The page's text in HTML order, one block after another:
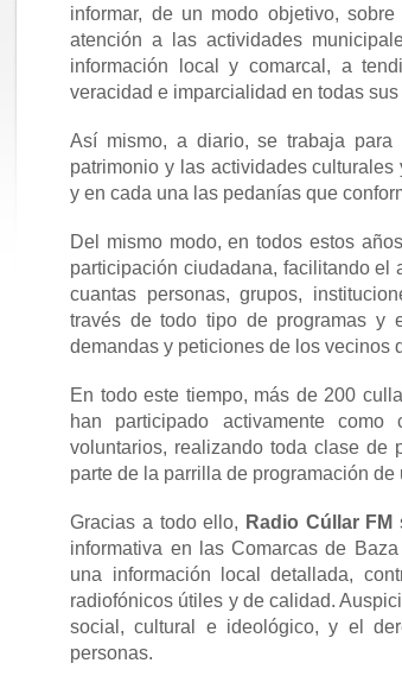
informar, de un modo objetivo,
atención a las actividades
información local y comarcal, a
veracidad e imparcialidad en todas
Así mismo, a diario, se trabaja
patrimonio y las actividades
y en cada una las pedanías que
Del mismo modo, en todos estos
participación ciudadana, facilitando
cuantas personas, grupos,
través de todo tipo de programas y
demandas y peticiones de los vecinos
En todo este tiempo, más de 200
han participado activamente como
voluntarios, realizando toda clase de
parte de la parrilla de programación
Gracias a todo ello, Radio Cúllar FM
informativa en las Comarcas de
una información local detallada,
radiofónicos útiles y de calidad.
social, cultural e ideológico, y el
personas.